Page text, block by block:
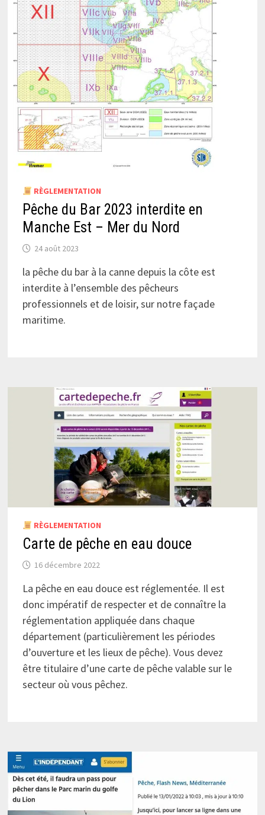
RÈGLEMENTATION
Pêche du Bar 2023 interdite en
Manche Est – Mer du Nord
24 août 2023
la pêche du bar à la canne depuis la côte est
interdite à l’ensemble des pêcheurs
professionnels et de loisir, sur notre façade
maritime.
RÈGLEMENTATION
Carte de pêche en eau douce
16 décembre 2022
La pêche en eau douce est réglementée. Il est
donc impératif de respecter et de connaître la
réglementation appliquée dans chaque
département (particulièrement les périodes
d’ouverture et les lieux de pêche). Vous devez
être titulaire d’une carte de pêche valable sur le
secteur où vous pêchez.